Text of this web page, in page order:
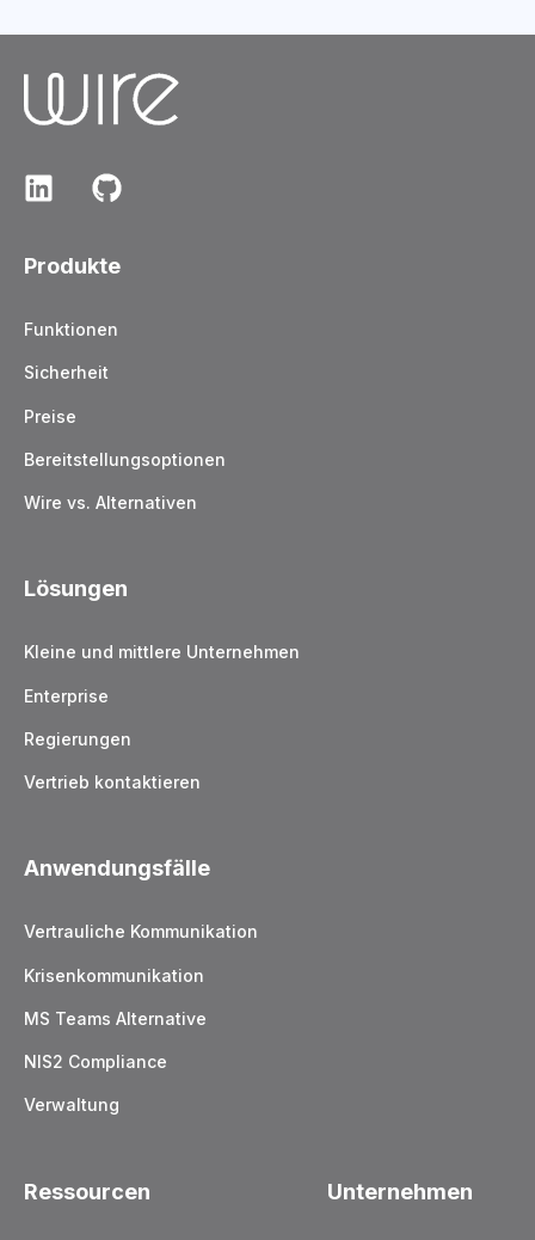
Produkte
Funktionen
Sicherheit
Preise
Bereitstellungsoptionen
Wire vs. Alternativen
Lösungen
Kleine und mittlere Unternehmen
Enterprise
Regierungen
Vertrieb kontaktieren
Anwendungsfälle
Vertrauliche Kommunikation
Krisenkommunikation
MS Teams Alternative
NIS2 Compliance
Verwaltung
Ressourcen Unternehmen